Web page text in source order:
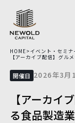
HOME> イベント・セミナ
【アーカイブ配信】グル
開催日 2026年3月
【アーカイ
る食品製造